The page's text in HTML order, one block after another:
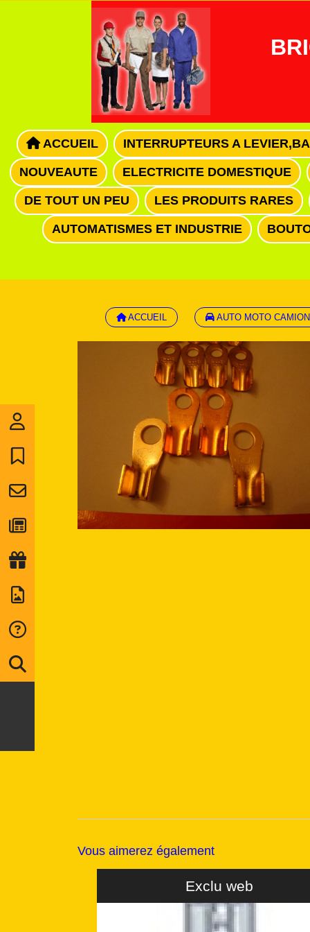
ACCUEIL INTERRUPTEURS A
NOUVEAUTE ELECTRICITE DOMESTIQUE
DE TOUT UN PEU LES PRODUITS RARES
AUTOMATISMES ET INDUSTRIE
ACCUEIL AUTO MOTO
Vous aimerez également
PROMO